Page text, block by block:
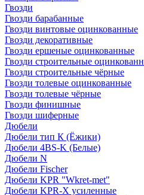
Гвозди
Гвозди барабанные
Гвозди винтовые оцинкованные
Гвозди декоративные
Гвозди ершеные оцинкованные
Гвозди строительные
Гвозди строительные чёрные
Гвозди толевые оцинкованные
Гвозди толевые чёрные
Гвозди финишные
Гвозди шиферные
Дюбели
Дюбели тип К (Ёжики)
Дюбели 4BS-K (Белые)
Дюбели N
Дюбели Fischer
Дюбели KPR "Wkret-met"
Дюбели KPR-Х усиленные